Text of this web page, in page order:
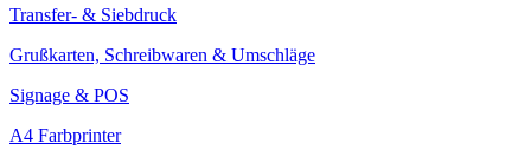
Transfer- & Siebdruck
Grußkarten, Schreibwaren & Umschläge
Signage & POS
A4 Farbprinter